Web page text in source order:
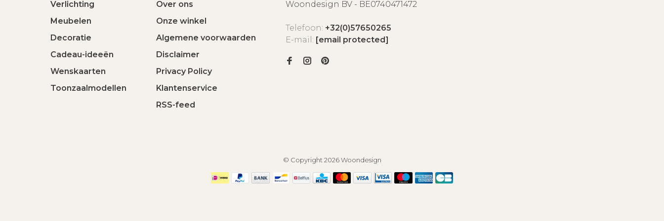
Verlichting
Meubelen
Decoratie
Cadeau-ideeën
Wenskaarten
Toonzaalmodellen
Over ons
Onze winkel
Algemene voorwaarden
Disclaimer
Privacy Policy
Klantenservice
RSS-feed
Woondesign BV - BE0740471472
Telefoon: +32(0)57650265
E-mail: [email protected]
© Copyright 2026 Woondesign